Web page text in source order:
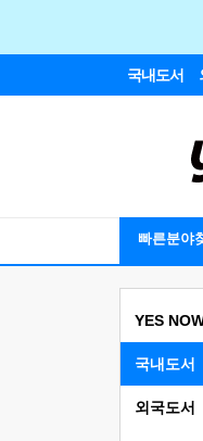
국내도서
빠른분야
YES
국내도서
외국도서